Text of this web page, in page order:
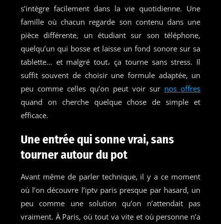
s’intègre facilement dans la vie quotidienne. Une
famille où chacun regarde son contenu dans une
pièce différente, un étudiant sur son téléphone,
quelqu’un qui bosse et laisse un fond sonore sur sa
tablette… et malgré tout، ça tourne sans stress. Il
suffit souvent de choisir une formule adaptée, un
peu comme celles qu’on peut voir sur nos offres
quand on cherche quelque chose de simple et
efficace.
Une entrée qui sonne vrai, sans
tourner autour du pot
Avant même de parler technique, il y a ce moment
où l’on découvre l’iptv paris presque par hasard, un
peu comme une solution qu’on n’attendait pas
vraiment. À Paris, où tout va vite et où personne n’a